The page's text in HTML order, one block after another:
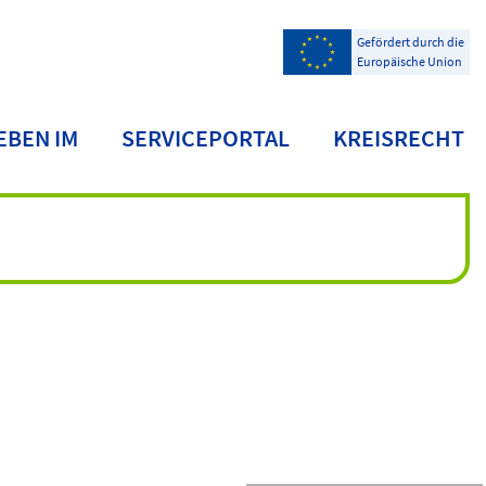
Gefördert durch die
Europäische Union
IM SERVICEPORTAL KREISRECHT